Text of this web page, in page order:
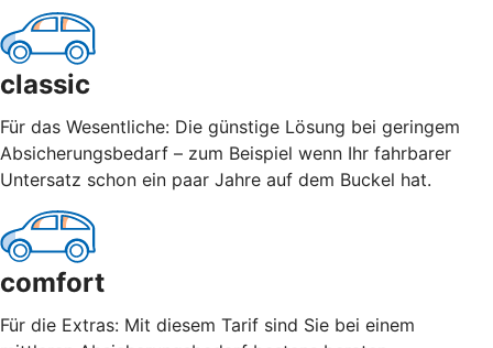
classic
Für das Wesentliche: Die günstige Lösung bei geringem
Absicherungsbedarf – zum Beispiel wenn Ihr fahrbarer
Untersatz schon ein paar Jahre auf dem Buckel hat.
comfort
Für die Extras: Mit diesem Tarif sind Sie bei einem